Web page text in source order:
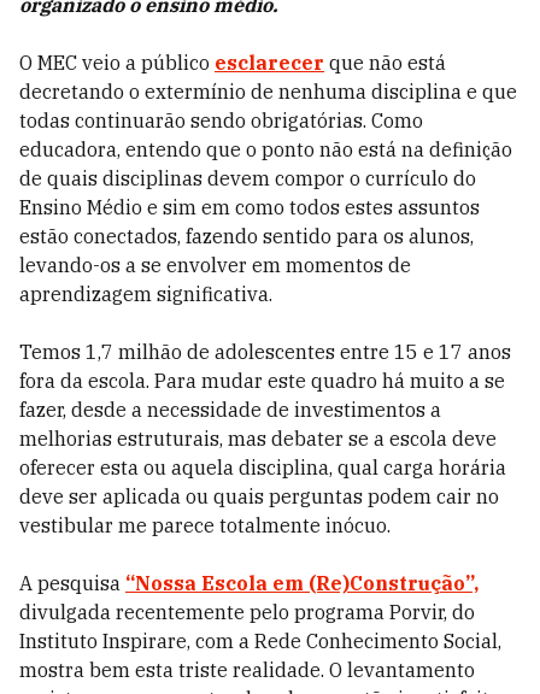
organizado o ensino médio.
O MEC veio a público esclarecer que não está
decretando o extermínio de nenhuma disciplina e que
todas continuarão sendo obrigatórias. Como
educadora, entendo que o ponto não está na definição
de quais disciplinas devem compor o currículo do
Ensino Médio e sim em como todos estes assuntos
estão conectados, fazendo sentido para os alunos,
levando-os a se envolver em momentos de
aprendizagem significativa.
Temos 1,7 milhão de adolescentes entre 15 e 17 anos
fora da escola. Para mudar este quadro há muito a se
fazer, desde a necessidade de investimentos a
melhorias estruturais, mas debater se a escola deve
oferecer esta ou aquela disciplina, qual carga horária
deve ser aplicada ou quais perguntas podem cair no
vestibular me parece totalmente inócuo.
A pesquisa “Nossa Escola em (Re)Construção”,
divulgada recentemente pelo programa Porvir, do
Instituto Inspirare, com a Rede Conhecimento Social,
mostra bem esta triste realidade. O levantamento